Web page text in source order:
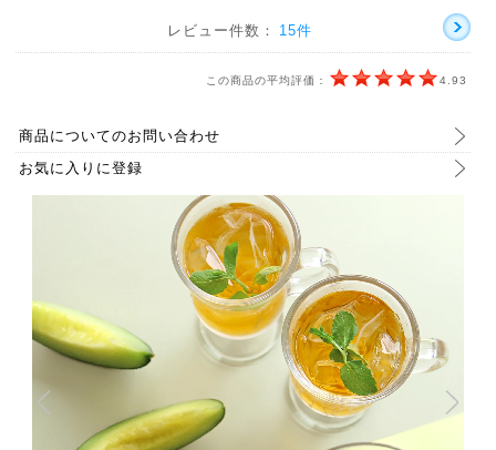
レビュー件数： 15件
この商品の平均評価： 4.93
商品についてのお問い合わせ
お気に入りに登録